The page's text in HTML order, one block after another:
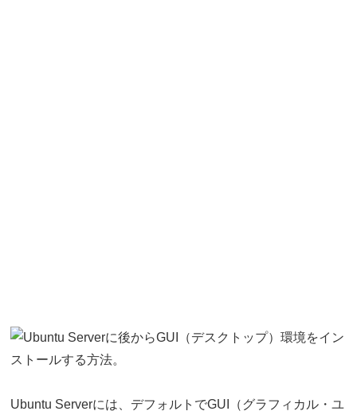
Ubuntu Serverには、デフォルトでGUI（グラフィカル・ユ